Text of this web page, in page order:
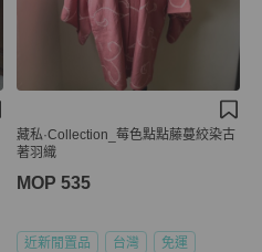
藏私·Collection_莓色點點藤蔓絞染古
著羽織
MOP 535
近新閒置品 台灣 免運